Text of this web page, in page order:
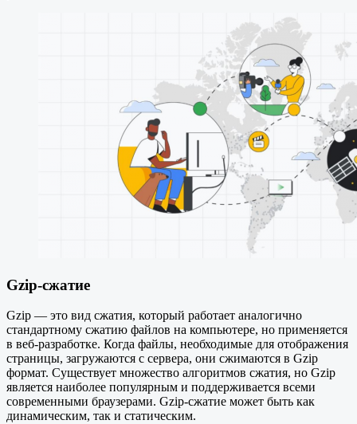
Gzip-сжатие
Gzip — это вид сжатия, который работает аналогично
стандартному сжатию файлов на компьютере, но применяется
в веб-разработке. Когда файлы, необходимые для отображения
страницы, загружаются с сервера, они сжимаются в Gzip
формат. Существует множество алгоритмов сжатия, но Gzip
является наиболее популярным и поддерживается всеми
современными браузерами. Gzip-сжатие может быть как
динамическим, так и статическим.